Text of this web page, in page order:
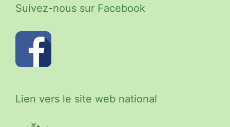
Suivez-nous sur Facebook
Lien vers le site web national